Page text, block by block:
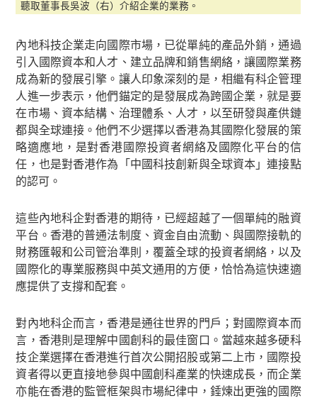
聽取董事長吳波（右）介紹企業的業務。
內地科技企業走向國際市場，已從單純的產品外銷，通過
引入國際資本和人才、建立品牌和銷售網絡，讓國際業務
成為新的發展引擎。讓人印象深刻的是，相繼有科企管理
人進一步表示，他們錨定的是發展成為跨國企業，就是要
在市場、資本結構、治理體系、人才，以至研發與產供鏈
都與全球連接。他們不少選擇以香港為其國際化發展的策
略適應地，是對香港國際投資者網絡及國際化平台的信
任，也是對香港作為「中國科技創新與全球資本」連接點
的認可。
這些內地科企對香港的期待，已經超越了一個單純的融資
平台。香港的普通法制度、資金自由流動、與國際接軌的
財務匯報和公司管治準則，覆蓋全球的投資者網絡，以及
國際化的專業服務與中英文通用的方便，恰恰為這快速適
應提供了支撐和配套。
對內地科企而言，香港是通往世界的門戶；對國際資本而
言，香港則是理解中國創科的最佳窗口。當越來越多硬科
技企業選擇在香港進行首次公開招股或第二上市，國際投
資者得以更直接地參與中國創科產業的快速成長，而企業
亦能在香港的監管框架與市場紀律中，錘煉出更強的國際